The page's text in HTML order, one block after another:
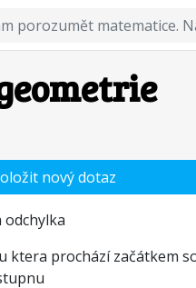
odchylka
ktera prochází začátkem
nový dotaz